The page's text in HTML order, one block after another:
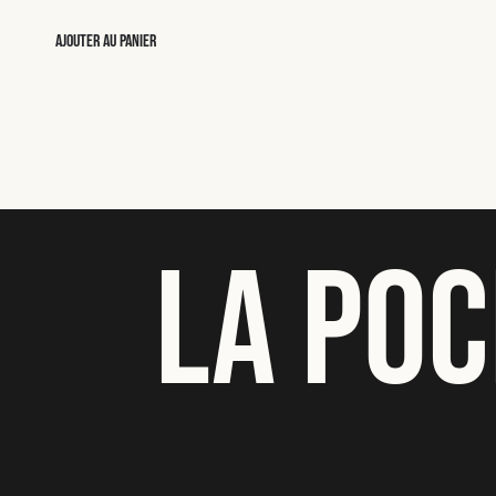
Ajouter au panier
LA